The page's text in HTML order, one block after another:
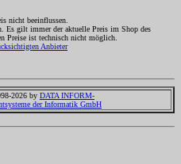
nicht beeinflussen.
Es gilt immer der aktuelle Preis im Shop des
Preise ist technisch nicht möglich.
Anbieter
2026 by DATA INFORM-
der Informatik GmbH